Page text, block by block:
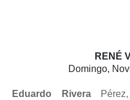
RENÉ
Domingo,
Eduardo Rivera